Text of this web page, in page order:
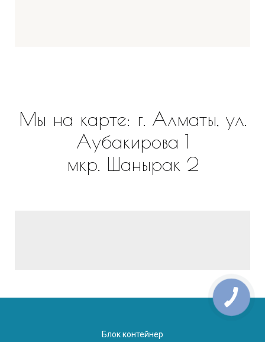
Мы на карте: г. Алматы, ул.
Аубакирова 1
мкр. Шанырак 2
Блок контейнер